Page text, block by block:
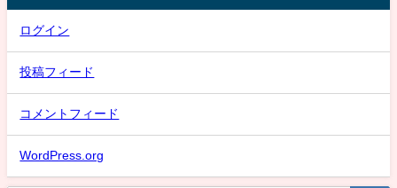
ログイン
投稿フィード
コメントフィード
WordPress.org